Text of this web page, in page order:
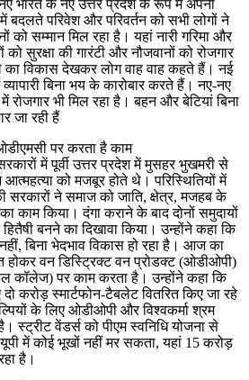
भारत के नए उत्तर प्रदेश के रूप में अपनी
बदलते परिवेश और परिवर्तन को सभी लोगों ने
को सम्मान मिल रहा है। यहां नारी गरिमा और
को सुरक्षा की गारंटी और नौजवानों को रोजगार
का विकास देखकर लोग वाह वाह कहते हैं। नई
बिना भय के कारोबार करते हैं। नए-नए
रोजगार भी मिल रहा है। बहन और बेटियां बिना
जा रही हैं
पर करता है काम
में पूर्वी उत्तर प्रदेश में मुसहर भुखमरी से
को मजबूर होते थे। परिस्थितियों में
सरकारों ने समाज को जाति, क्षेत्र, मजहब के
काम किया। दंगा कराने के बाद दोनों समुदायों
बनने का दिखावा किया। उन्होंने कहा कि
बिना भेदभाव विकास हो रहा है। आज का
होकर वन डिस्ट्रिक्ट वन प्रोडक्ट (ओडीओपी)
कॉलेज) पर काम करता है। उन्होंने कहा कि
करोड़ स्मार्टफोन-टैबलेट वितरित किए जा रहे
के लिए ओडीओपी और विश्वकर्मा श्रम
स्ट्रीट वेंडर्स को पीएम स्वनिधि योजना से
यूपी में कोई भूखों नहीं मर सकता, यहां 15 करोड़
है।